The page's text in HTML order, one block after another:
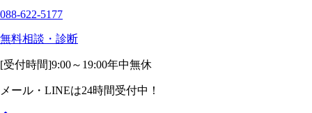
088-622-5177
無料相談・診断
[受付時間]9:00～19:00年中無休
メール・LINEは24時間受付中！